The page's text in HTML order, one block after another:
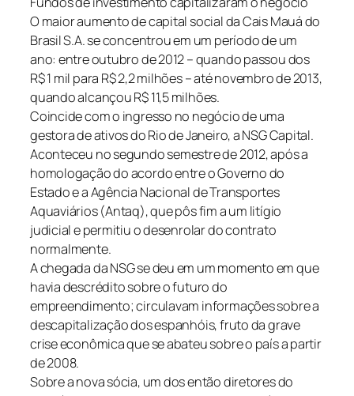
O maior aumento de capital social da Cais Mauá do
Brasil S.A. se concentrou em um período de um
ano: entre outubro de 2012 – quando passou dos
R$ 1 mil para R$ 2,2 milhões – até novembro de 2013,
quando alcançou R$ 11,5 milhões.
Coincide com o ingresso no negócio de uma
gestora de ativos do Rio de Janeiro, a NSG Capital.
Aconteceu no segundo semestre de 2012, após a
homologação do acordo entre o Governo do
Estado e a Agência Nacional de Transportes
Aquaviários (Antaq), que pôs fim a um litígio
judicial e permitiu o desenrolar do contrato
normalmente.
A chegada da NSG se deu em um momento em que
havia descrédito sobre o futuro do
empreendimento; circulavam informações sobre a
descapitalização dos espanhóis, fruto da grave
crise econômica que se abateu sobre o país a partir
de 2008.
Sobre a nova sócia, um dos então diretores do